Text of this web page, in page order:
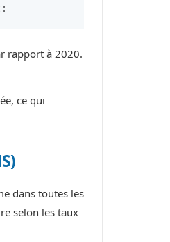
rapport à 2020.
ce qui
dans toutes les
selon les taux